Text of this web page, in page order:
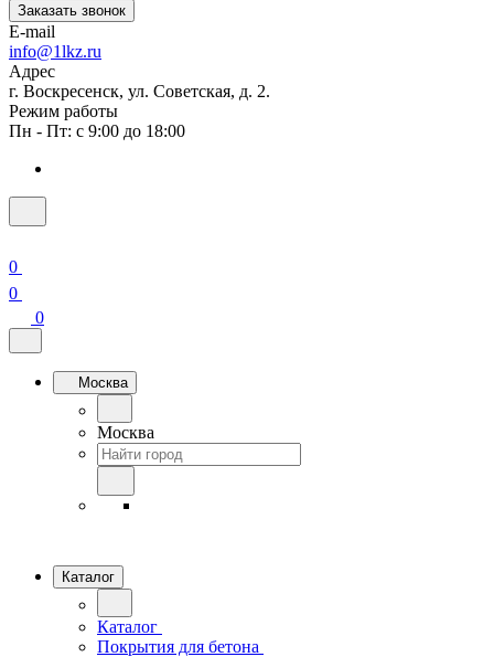
Заказать звонок
E-mail
info@1lkz.ru
Адрес
г. Воскресенск, ул. Советская, д. 2.
Режим работы
Пн - Пт: с 9:00 до 18:00
0
0
0
Москва
Москва
Каталог
Каталог
Покрытия для бетона